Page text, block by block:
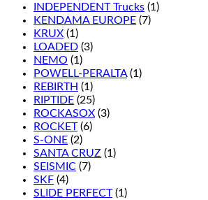
INDEPENDENT Trucks (1)
KENDAMA EUROPE (7)
KRUX (1)
LOADED (3)
NEMO (1)
POWELL-PERALTA (1)
REBIRTH (1)
RIPTIDE (25)
ROCKASOX (3)
ROCKET (6)
S-ONE (2)
SANTA CRUZ (1)
SEISMIC (7)
SKF (4)
SLIDE PERFECT (1)